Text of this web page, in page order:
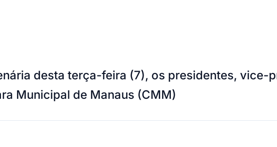
desta terça-feira (7), os presidentes, vice-
Municipal de Manaus (CMM)